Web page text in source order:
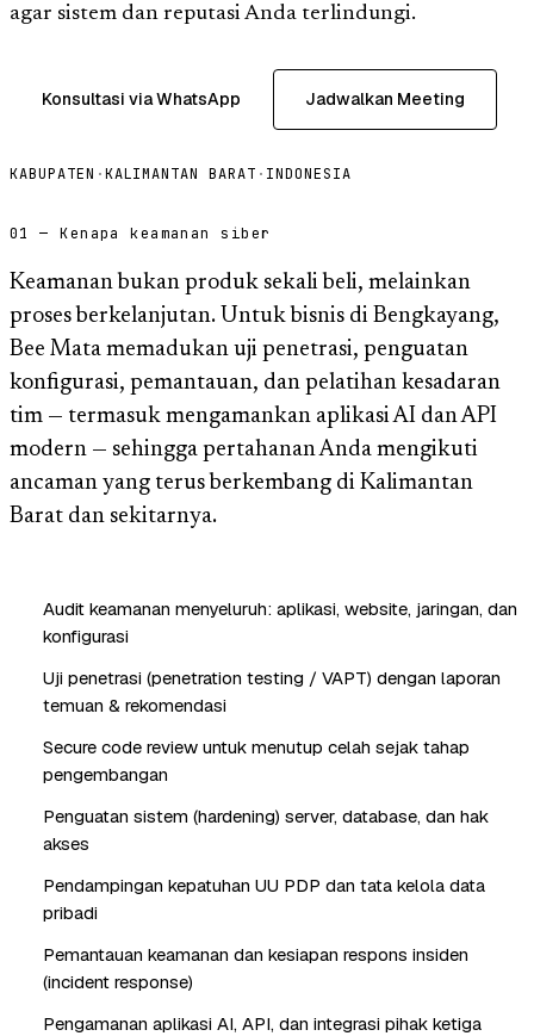
agar sistem dan reputasi Anda terlindungi.
Konsultasi via WhatsApp Jadwalkan Meeting
KABUPATEN ·KALIMANTAN BARAT · INDONESIA
01 — Kenapa keamanan siber
Keamanan bukan produk sekali beli, melainkan
proses berkelanjutan. Untuk bisnis di Bengkayang,
Bee Mata memadukan uji penetrasi, penguatan
konfigurasi, pemantauan, dan pelatihan kesadaran
tim — termasuk mengamankan aplikasi AI dan API
modern — sehingga pertahanan Anda mengikuti
ancaman yang terus berkembang di Kalimantan
Barat dan sekitarnya.
Audit keamanan menyeluruh: aplikasi, website, jaringan, dan
konfigurasi
Uji penetrasi (penetration testing / VAPT) dengan laporan
temuan & rekomendasi
Secure code review untuk menutup celah sejak tahap
pengembangan
Penguatan sistem (hardening) server, database, dan hak
akses
Pendampingan kepatuhan UU PDP dan tata kelola data
pribadi
Pemantauan keamanan dan kesiapan respons insiden
(incident response)
Pengamanan aplikasi AI, API, dan integrasi pihak ketiga